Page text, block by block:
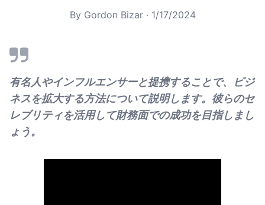
By Gordon Bizar· 1/17/2024
有名人やインフルエンサーと提携することで、ビジ
ネスを拡大する方法について説明します。彼らのセ
レブリティを活用して財務面での成功を目指しまし
ょう。